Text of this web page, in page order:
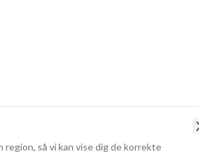
så vi kan vise dig de korrekte